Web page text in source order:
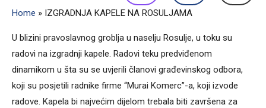
Home » IZGRADNJA KAPELE NA ROSULJAMA
U blizini pravoslavnog groblja u naselju Rosulje, u toku su
radovi na izgradnji kapele. Radovi teku predviđenom
dinamikom u šta su se uvjerili članovi građevinskog odbora,
koji su posjetili radnike firme “Murai Komerc”-a, koji izvode
radove. Kapela bi najvećim dijelom trebala biti završena za